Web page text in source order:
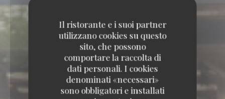
Il ristorante e i suoi partner
utilizzano cookies su questo
sito, che possono
comportare la raccolta di
dati personali. I cookies
denominati «necessari»
sono obbligatori e installati